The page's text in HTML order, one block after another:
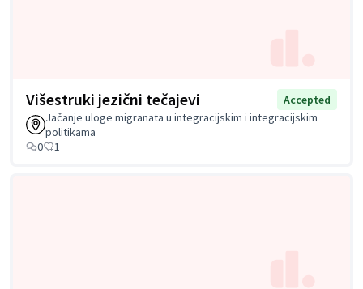
Višestruki jezični tečajevi
Accepted
Jačanje uloge migranata u integracijskim i integracijskim
politikama
0
1